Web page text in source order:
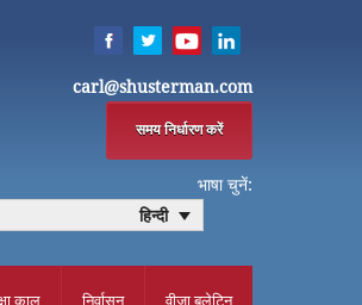
carl@shusterman.com
समय निर्धारण करें
भाषा चुनें:
हिन्दी
काल निर्वासन वीज़ा बुलेटिन